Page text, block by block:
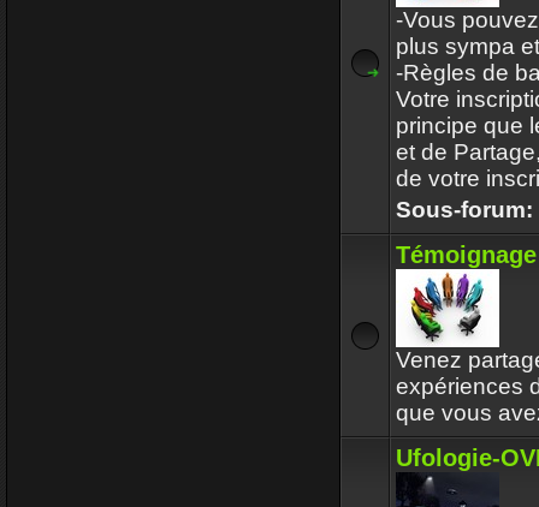
ans
mastercoach
31 Déc 2017 10:32
l-iap-t3413.html
Enjoy
30 Déc 2017 16:47
Bon voyage
Enjoy
30 Déc 2017 16:32
Circle avait
respectait
Enjoy
30 Déc 2017 16:32
-Vous
plus sympa
-Règles de
Votre
principe que
et de
de votre
Sous-forum:
Venez
expériences
que vous
Ufologie-